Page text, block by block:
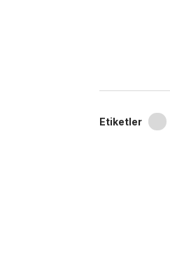
Etiketler